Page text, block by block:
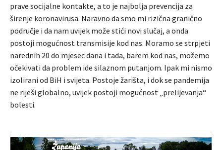
prave socijalne kontakte, a to je najbolja prevencija za
širenje koronavirusa. Naravno da smo mi rizična granično
područje i da nam uvijek može stići novi slučaj, a onda
postoji mogućnost transmisije kod nas. Moramo se strpjeti
narednih 20 do mjesec dana i tada, barem kod nas, možemo
očekivati da problem ide silaznom putanjom. Ipak mi nismo
izolirani od BiH i svijeta. Postoje žarišta, i dok se pandemija
ne riješi globalno, uvijek postoji mogućnost „prelijevanja“
bolesti.